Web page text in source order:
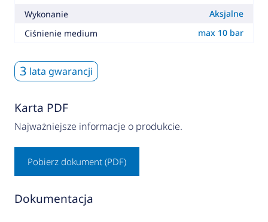
Wykonanie
Aksjalne
Ciśnienie medium
max 10 bar
3 lata gwarancji
Karta PDF
Najważniejsze informacje o produkcie.
Pobierz dokument (PDF)
Dokumentacja